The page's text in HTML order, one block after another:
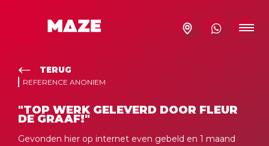
TERUG
REFERENCE ANONIEM
"TOP WERK GELEVERD DOOR FLEUR
DE GRAAF!"
Gevonden hier op internet even gebeld en 1 maand